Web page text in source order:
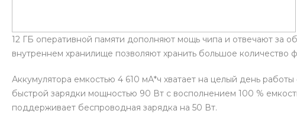
12 ГБ оперативной памяти дополняют мощь чипа и отвечают за
внутреннем хранилище позволяют хранить большое количество
Аккумулятора емкостью 4 610 мА*ч хватает на целый день
быстрой зарядки мощностью 90 Вт с восполнением 100 %
поддерживает беспроводная зарядка на 50 Вт.